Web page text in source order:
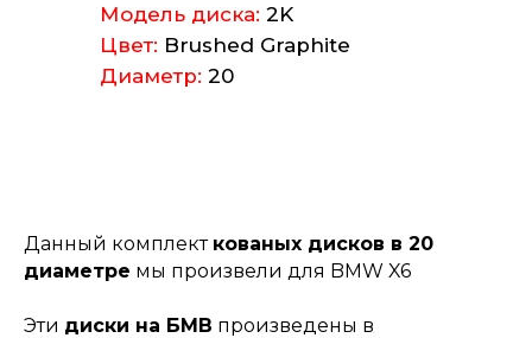
Модель диска: 2K
Цвет: Brushed Graphite
Диаметр: 20
Данный комплект кованых дисков в 20
диаметре мы произвели для BMW X6
Эти диски на БМВ произведены в